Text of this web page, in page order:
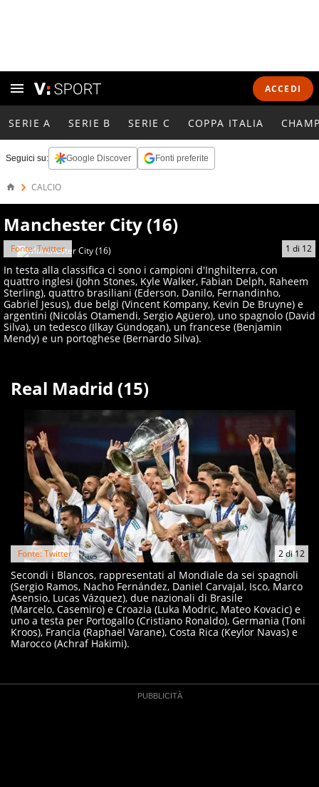
ACCEDI
SERIE A SERIE B SERIE C COPPA ITALIA
Seguici su: Google Discover Fonti preferite
CALCIO
Manchester City (16)
1 di 12
Fonte: Twitter
In testa alla classifica ci sono i campioni d'Inghilterra, con
quattro inglesi (John Stones, Kyle Walker, Fabian Delph, Raheem
Sterling), quattro brasiliani (Ederson, Danilo, Fernandinho,
Gabriel Jesus), due belgi (Vincent Kompany, Kevin De Bruyne) e
argentini (Nicolás Otamendi, Sergio Agüero), uno spagnolo (David
Silva), un tedesco (Ilkay Gündogan), un francese (Benjamin
Mendy) e un portoghese (Bernardo Silva).
Real Madrid (15)
2di12
Fonte: Twitter
Secondi i Blancos, rappresentati al Mondiale da sei spagnoli
(Sergio Ramos, Nacho Fernández, Daniel Carvajal, Isco, Marco
Asensio, Lucas Vázquez), due nazionali di Brasile
(Marcelo, Casemiro) e Croazia (Luka Modric, Mateo Kovacic) e
uno a testa per Portogallo (Cristiano Ronaldo), Germania (Toni
Kroos), Francia (Raphaël Varane), Costa Rica (Keylor Navas) e
Marocco (Achraf Hakimi).